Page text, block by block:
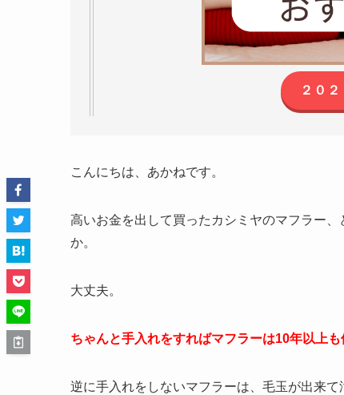
２０
こんにちは、あかねです。
高いお金を出して買ったカシミヤのマフラー
か。
大丈夫。
ちゃんと手入れをすればマフラーは10年以上
逆に手入れをしないマフラーは、毛玉が出来